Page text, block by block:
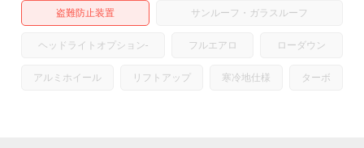
盗難防止装置 サンルーフ・ガラスルーフ
ヘッドライトオプション- フルエアロ ローダウン
アルミホイール リフトアップ 寒冷地仕様 ターボ